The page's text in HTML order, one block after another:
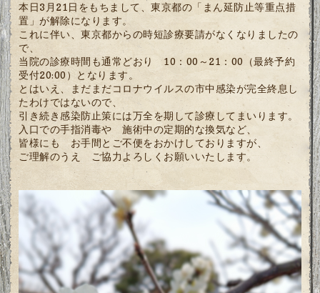
本日3月21日をもちまして、東京都の「まん延防止等重点措
置」が解除になります。
これに伴い、東京都からの時短診療要請がなくなりましたの
で、
当院の診療時間も通常どおり 10：00～21：00（最終予約
受付20:00）となります。
とはいえ、まだまだコロナウイルスの市中感染が完全終息し
たわけではないので、
引き続き感染防止策には万全を期して診療してまいります。
入口での手指消毒や 施術中の定期的な換気など、
皆様にも お手間とご不便をおかけしておりますが、
ご理解のうえ ご協力よろしくお願いいたします。